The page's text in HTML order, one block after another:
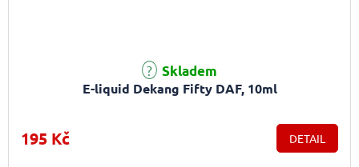
E-liquid Dekang Fifty DAF, 10ml
Skladem
195 Kč DETAIL